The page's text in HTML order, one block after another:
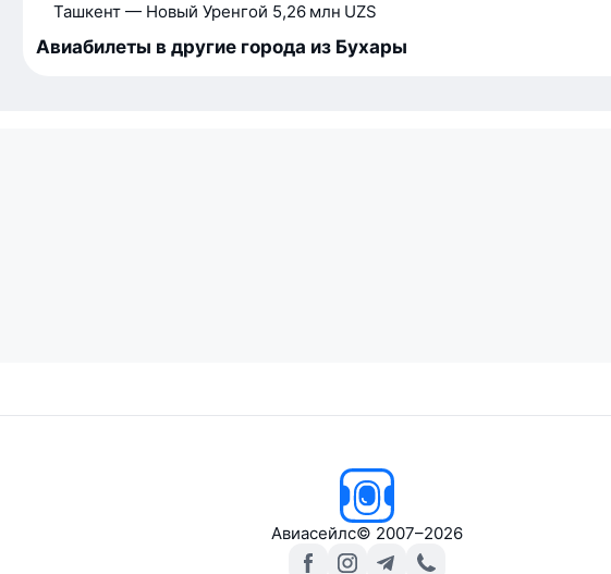
Ташкент — Новый Уренгой 5,26 млн UZS
Авиабилеты в другие города из Бухары
Авиасейлс© 2007–2026